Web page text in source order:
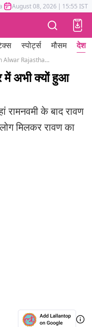
Mumbai Tak Astrotak
August 08, 2026 | 15:55 IST
स्पोर्ट्स मौसम देश
Ravana Dahan Naugaun Alwar Rajasthan on Ram Navami not Dussehra 2025
में अभी क्यों हुआ
के बाद रावण
मिलकर रावण का